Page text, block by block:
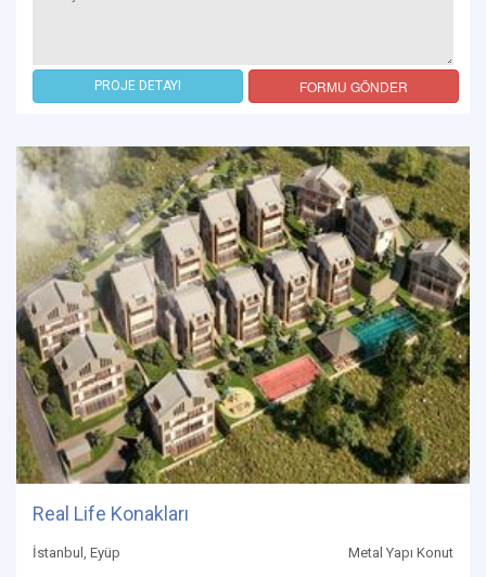
PROJE DETAYI FORMU GÖNDER
Real Life Konakları
İstanbul, Eyüp Metal Yapı Konut